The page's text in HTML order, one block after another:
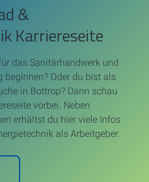
&
Karriereseite
das Sanitärhandwerk und
Oder du bist als
in Bottrop? Dann schau
vorbei. Neben
erhältst du hier viele Infos
als Arbeitgeber.